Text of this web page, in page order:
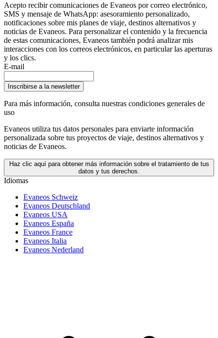
Acepto recibir comunicaciones de Evaneos por correo electrónico,
SMS y mensaje de WhatsApp: asesoramiento personalizado,
notificaciones sobre mis planes de viaje, destinos alternativos y
noticias de Evaneos. Para personalizar el contenido y la frecuencia
de estas comunicaciones, Evaneos también podrá analizar mis
interacciones con los correos electrónicos, en particular las aperturas
y los clics.
E-mail
Inscribirse a la newsletter
Para más información, consulta nuestras condiciones generales de
uso
Evaneos utiliza tus datos personales para enviarte información
personalizada sobre tus proyectos de viaje, destinos alternativos y
noticias de Evaneos.
Haz clic aquí para obtener más información sobre el tratamiento de tus
datos y tus derechos.
Idiomas
Evaneos Schweiz
Evaneos Deutschland
Evaneos USA
Evaneos España
Evaneos France
Evaneos Italia
Evaneos Nederland